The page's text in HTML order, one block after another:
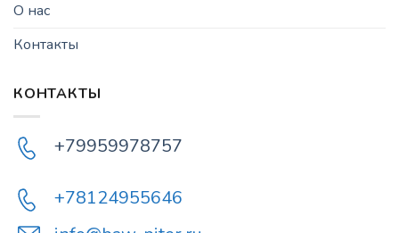
О нас
Контакты
КОНТАКТЫ
+79959978757
+78124955646